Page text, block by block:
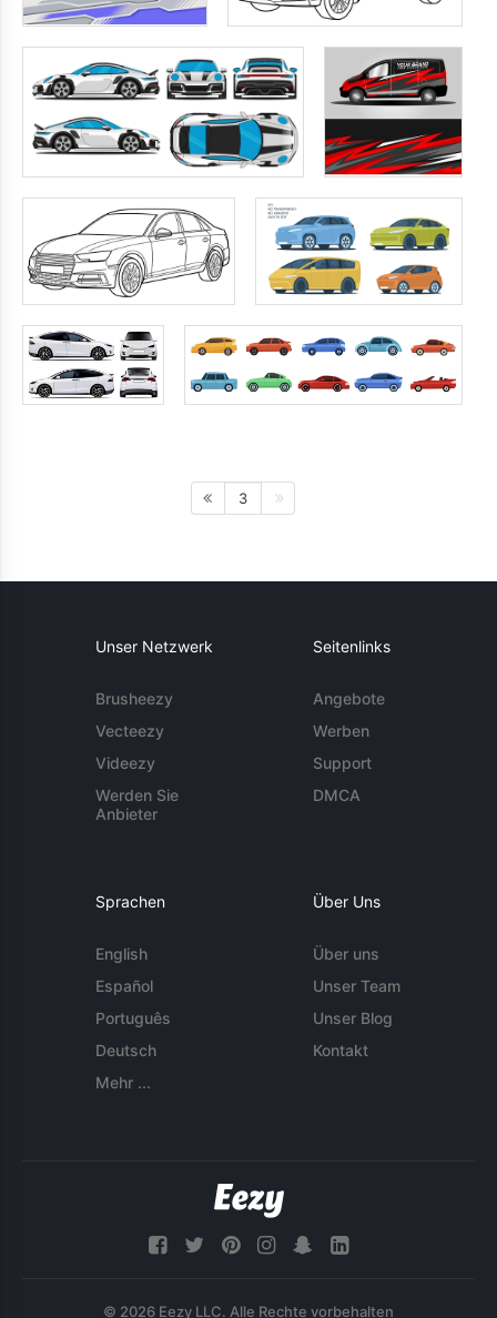
3
Unser Netzwerk
Brusheezy
Vecteezy
Videezy
Werden Sie
Anbieter
Seitenlinks
Angebote
Werben
Support
DMCA
Sprachen
English
Español
Português
Deutsch
Mehr ...
Über Uns
Über uns
Unser Team
Unser Blog
Kontakt
© 2026 Eezy LLC. Alle Rechte vorbehalten